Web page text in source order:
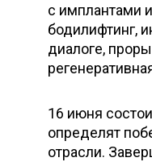
с имплантами
бодилифтинг,
диалоге,
16 июня
определят
отрасли.